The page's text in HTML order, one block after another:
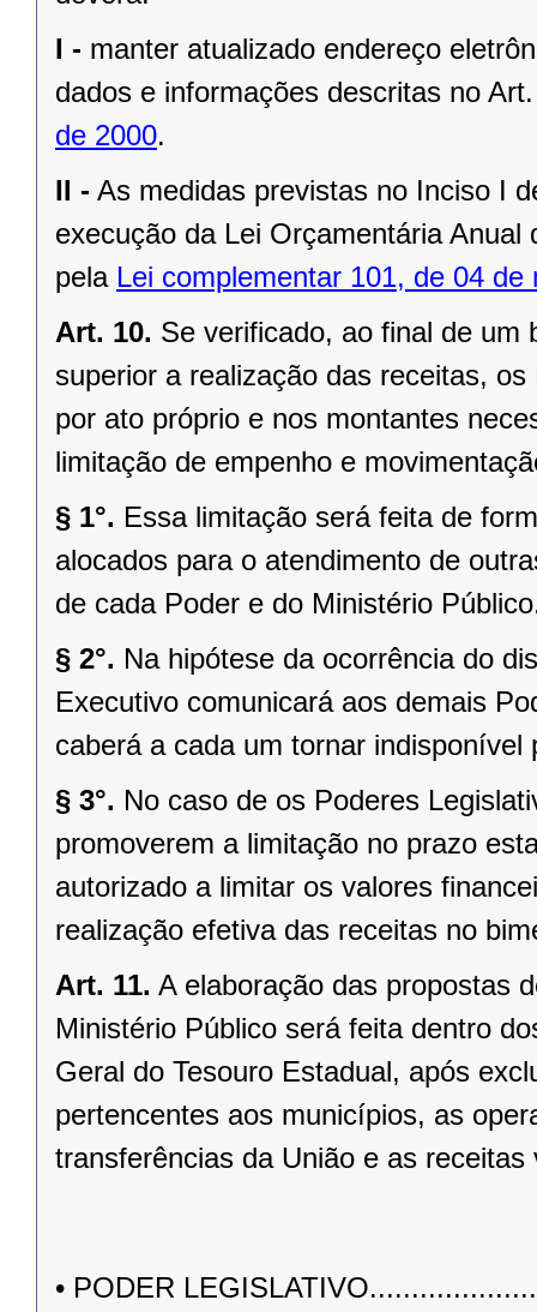
I - manter atualizado endereço
dados e informações descritas no
de 2000.
II - As medidas previstas no Inciso I
execução da Lei Orçamentária
pela Lei complementar 101, de 04 de
Art. 10. Se verificado, ao final de um
superior a realização das receitas,
por ato próprio e nos montantes
limitação de empenho e
§ 1°. Essa limitação será feita de
alocados para o atendimento de
de cada Poder e do Ministério
§ 2°. Na hipótese da ocorrência do
Executivo comunicará aos demais
caberá a cada um tornar
§ 3°. No caso de os Poderes
promoverem a limitação no prazo
autorizado a limitar os valores
realização efetiva das receitas no
Art. 11. A elaboração das propostas
Ministério Público será feita dentro
Geral do Tesouro Estadual, após
pertencentes aos municípios, as
transferências da União e as receitas
• PODER